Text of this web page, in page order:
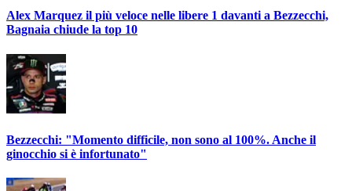
Alex Marquez il più veloce nelle libere 1 davanti a Bezzecchi,
Bagnaia chiude la top 10
Bezzecchi: "Momento difficile, non sono al 100%. Anche il
ginocchio si è infortunato"